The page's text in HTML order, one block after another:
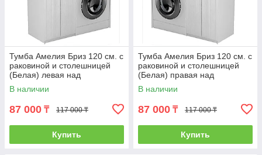
Тумба Амелия Бриз 120 см. с
раковиной и столешницей
(Белая) левая над
стиральной машиной. РФ
В наличии
87 000 ₸ 117 000 ₸
Купить
Тумба Амелия Бриз 120 см. с
раковиной и столешницей
(Белая) правая над
стиральной машиной. РФ
В наличии
87 000 ₸ 117 000 ₸
Купить